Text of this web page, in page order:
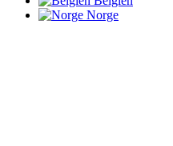
Norge